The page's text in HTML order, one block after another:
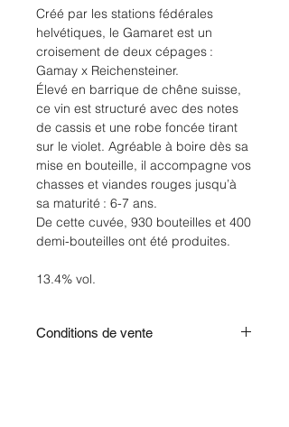
Créé par les stations fédérales
helvétiques, le Gamaret est un
croisement de deux cépages :
Gamay x Reichensteiner.
Élevé en barrique de chêne suisse,
ce vin est structuré avec des notes
de cassis et une robe foncée tirant
sur le violet. Agréable à boire dès sa
mise en bouteille, il accompagne vos
chasses et viandes rouges jusqu’à
sa maturité : 6-7 ans.
De cette cuvée, 930 bouteilles et 400
demi-bouteilles ont été produites.
13.4% vol.
Conditions de vente